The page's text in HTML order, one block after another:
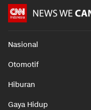
Nasional
Otomotif
Hiburan
Gaya Hidup